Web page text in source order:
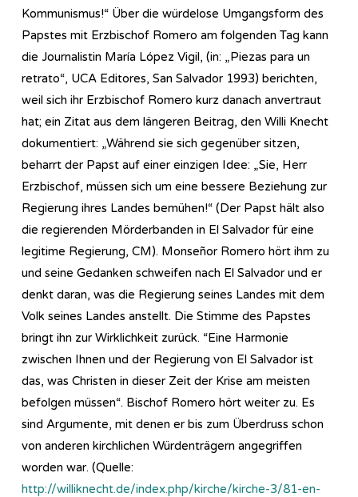
Kommunismus!“ Über die würdelose Umgangsform des
Papstes mit Erzbischof Romero am folgenden Tag kann
die Journalistin María López Vigil, (in: „Piezas para un
retrato“, UCA Editores, San Salvador 1993) berichten,
weil sich ihr Erzbischof Romero kurz danach anvertraut
hat; ein Zitat aus dem längeren Beitrag, den Willi Knecht
dokumentiert: „Während sie sich gegenüber sitzen,
beharrt der Papst auf einer einzigen Idee: „Sie, Herr
Erzbischof, müssen sich um eine bessere Beziehung zur
Regierung ihres Landes bemühen!“ (Der Papst hält also
die regierenden Mörderbanden in El Salvador für eine
legitime Regierung, CM). Monseñor Romero hört ihm zu
und seine Gedanken schweifen nach El Salvador und er
denkt daran, was die Regierung seines Landes mit dem
Volk seines Landes anstellt. Die Stimme des Papstes
bringt ihn zur Wirklichkeit zurück. “Eine Harmonie
zwischen Ihnen und der Regierung von El Salvador ist
das, was Christen in dieser Zeit der Krise am meisten
befolgen müssen“. Bischof Romero hört weiter zu. Es
sind Argumente, mit denen er bis zum Überdruss schon
von anderen kirchlichen Würdenträgern angegriffen
worden war. (Quelle:
http://williknecht.de/index.php/kirche/kirche-3/81-en-